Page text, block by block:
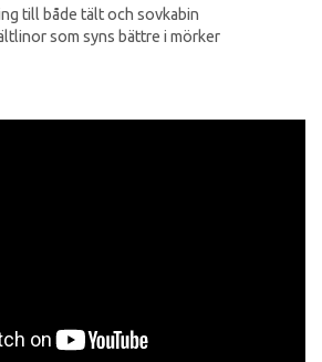
till både tält och sovkabin
som syns bättre i mörker